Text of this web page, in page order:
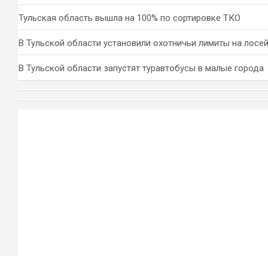
Тульская область вышла на 100% по сортировке ТКО
В Тульской области установили охотничьи лимиты на
В Тульской области запустят туравтобусы в малые города